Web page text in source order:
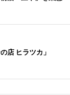
店 ヒラツカ」